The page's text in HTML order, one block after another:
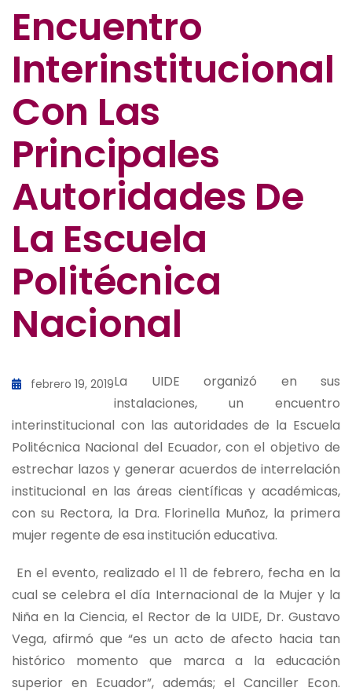
Encuentro
Interinstitucional
Con Las
Principales
Autoridades De
La Escuela
Politécnica
Nacional
febrero 19, 2019La UIDE organizó en sus
instalaciones, un encuentro
interinstitucional con las autoridades de la Escuela
Politécnica Nacional del Ecuador, con el objetivo de
estrechar lazos y generar acuerdos de interrelación
institucional en las áreas científicas y académicas,
con su Rectora, la Dra. Florinella Muñoz, la primera
mujer regente de esa institución educativa.
En el evento, realizado el 11 de febrero, fecha en la
cual se celebra el día Internacional de la Mujer y la
Niña en la Ciencia, el Rector de la UIDE, Dr. Gustavo
Vega, afirmó que “es un acto de afecto hacia tan
histórico momento que marca a la educación
superior en Ecuador”, además; el Canciller Econ.